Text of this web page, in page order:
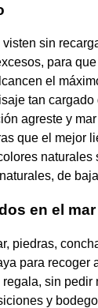
sin
para
el
tan cargado
agreste y
que el mejor
naturales
de
en el mar
piedras,
para recoger
sin pedir
y